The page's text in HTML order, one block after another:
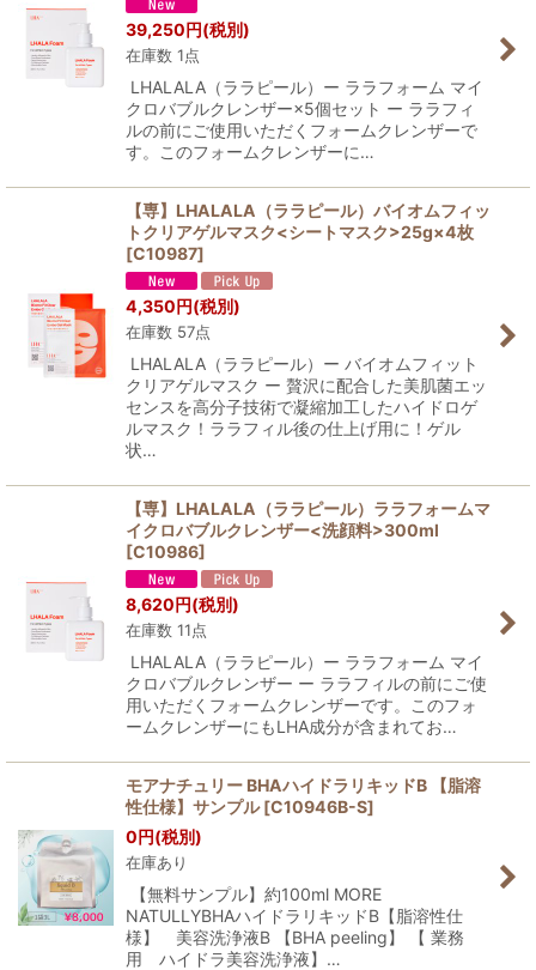
39,250円(税別)
在庫数 1点
LHALALA（ララピール）ー ララフォーム マイ
クロバブルクレンザー×5個セット ー ララフィ
ルの前にご使用いただくフォームクレンザーで
す。このフォームクレンザーに…
【専】LHALALA（ララピール）バイオムフィッ
トクリアゲルマスク<シートマスク>25g×4枚
[C10987]
4,350円(税別)
在庫数 57点
LHALALA（ララピール）ー バイオムフィット
クリアゲルマスク ー 贅沢に配合した美肌菌エッ
センスを高分子技術で凝縮加工したハイドロゲ
ルマスク！ララフィル後の仕上げ用に！ゲル
状…
【専】LHALALA（ララピール）ララフォームマ
イクロバブルクレンザー<洗顔料>300ml
[C10986]
8,620円(税別)
在庫数 11点
LHALALA（ララピール）ー ララフォーム マイ
クロバブルクレンザー ー ララフィルの前にご使
用いただくフォームクレンザーです。このフォ
ームクレンザーにもLHA成分が含まれてお…
モアナチュリー BHAハイドラリキッドB 【脂溶
性仕様】サンプル [C10946B-S]
0円(税別)
在庫あり
【無料サンプル】約100ml MORE
NATULLYBHAハイドラリキッドB【脂溶性仕
様】 美容洗浄液B 【BHA peeling】 【 業務
用 ハイドラ美容洗浄液】…